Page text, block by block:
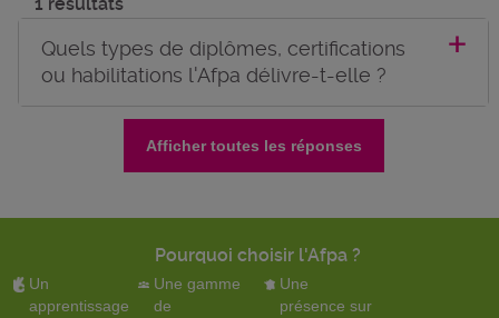
Quels types de diplômes, certifications
ou habilitations l'Afpa délivre-t-elle ?
Afficher toutes les réponses
Pourquoi choisir l'Afpa ?
Un
apprentissage
Une gamme
de
Une
présence sur